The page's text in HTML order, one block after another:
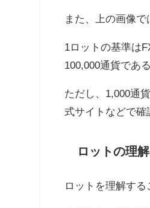
また、上の画像で
1ロットの基準は
100,000通貨であ
ただし、1,000通
式サイトなどで確
ロットの理
ロットを理解する